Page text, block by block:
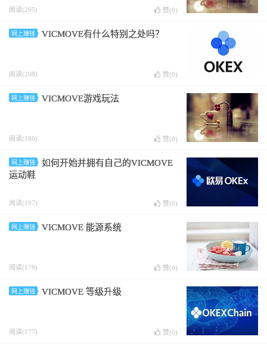
阅读(295) 赞(0)
网上赚钱 VICMOVE有什么特别之处吗？
阅读(208) 赞(0)
网上赚钱 VICMOVE游戏玩法
阅读(180) 赞(0)
网上赚钱
如何开始并拥有自己的VICMOVE
运动鞋
阅读(197) 赞(0)
网上赚钱 VICMOVE 能源系统
阅读(179) 赞(0)
网上赚钱 VICMOVE 等级升级
阅读(177) 赞(0)